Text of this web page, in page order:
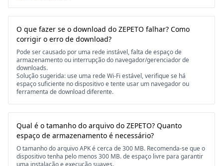
O que fazer se o download do ZEPETO falhar? Como
corrigir o erro de download?
Pode ser causado por uma rede instável, falta de espaço de
armazenamento ou interrupção do navegador/gerenciador de
downloads.
Solução sugerida: use uma rede Wi-Fi estável, verifique se há
espaço suficiente no dispositivo e tente usar um navegador ou
ferramenta de download diferente.
Qual é o tamanho do arquivo do ZEPETO? Quanto
espaço de armazenamento é necessário?
O tamanho do arquivo APK é cerca de 300 MB. Recomenda-se que o
dispositivo tenha pelo menos 300 MB. de espaço livre para garantir
uma instalação e execução suaves.